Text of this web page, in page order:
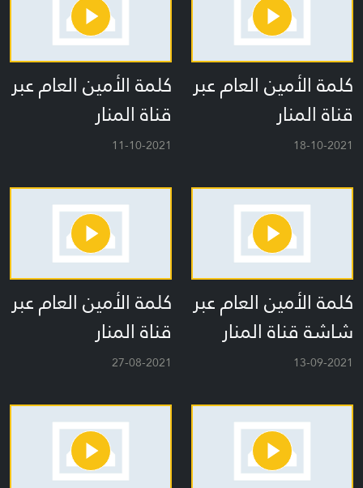
كلمة الأمين العام عبر
قناة المنار
18-10-2021
كلمة الأمين العام عبر
قناة المنار
11-10-2021
كلمة الأمين العام عبر
شاشة قناة المنار
13-09-2021
كلمة الأمين العام عبر
قناة المنار
27-08-2021